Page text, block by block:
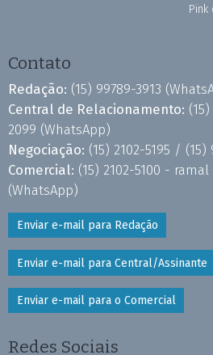
Pink
Contato
Redação: (15) 99789-3913
Central de Relacionamento:
2099 (WhatsApp)
Negociação: (15) 2102-5195 / (15)
Comercial: (15) 2102-5100 -
(WhatsApp)
Enviar e-mail para Redação
Enviar e-mail para Central/Assinante
Enviar e-mail para o Comercial
Redes Sociais